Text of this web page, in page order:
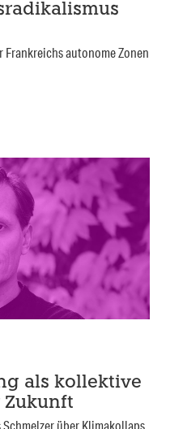
autonome Zonen
als kollektive
Zukunft
über Klimakollaps,